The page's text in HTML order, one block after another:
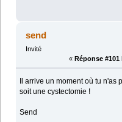
send
Invité
« Réponse #101
Il arrive un moment où tu n'as
soit une cystectomie !
Send